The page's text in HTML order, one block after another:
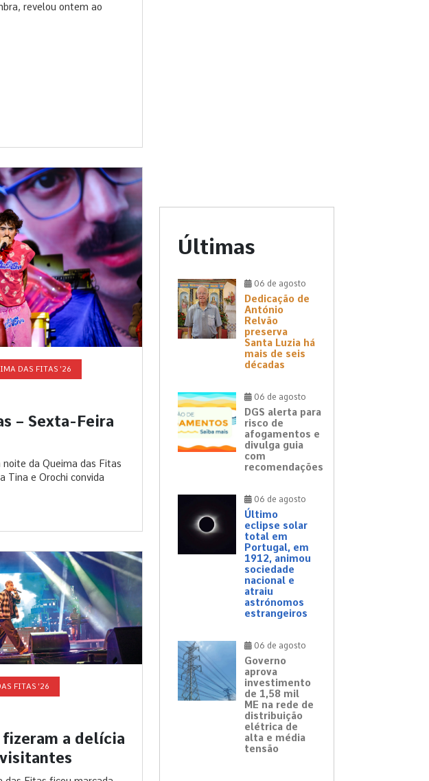
revelou ontem ao
DAS FITAS '26
– Sexta-Feira
da Queima das Fitas
Tina e Orochi convida
FITAS '26
a delícia
Últimas
06 de agosto
Dedicação de
António
Relvão
preserva
Santa Luzia há
mais de seis
décadas
06 de agosto
DGS alerta para
risco de
afogamentos e
divulga guia
com
recomendações
06 de agosto
Último
eclipse solar
total em
Portugal, em
1912, animou
sociedade
nacional e
atraiu
astrónomos
estrangeiros
06 de agosto
Governo
aprova
investimento
de 1,58 mil
ME na rede de
distribuição
elétrica de
alta e média
tensão